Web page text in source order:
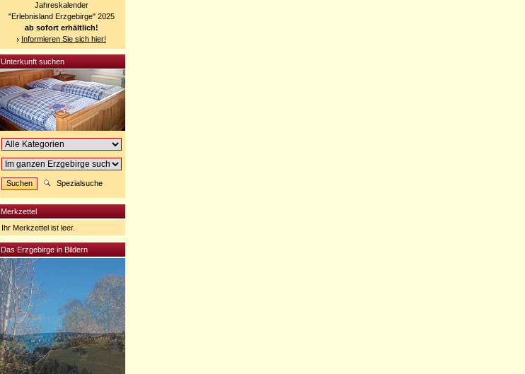
Jahreskalender
"Erlebnisland Erzgebirge" 2025
ab sofort erhältlich!
Informieren Sie sich hier!
Unterkunft suchen
Spezialsuche
Merkzettel
Ihr Merkzettel ist leer.
Das Erzgebirge in Bildern